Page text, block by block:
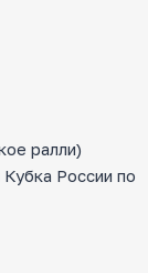
ралли)
России по